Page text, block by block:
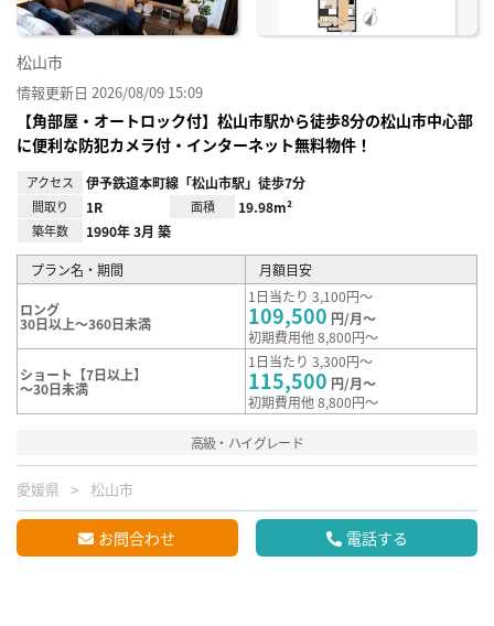
松山市
情報更新日 2026/08/09 15:09
【角部屋・オートロック付】松山市駅から徒歩8分の松山市中心部
に便利な防犯カメラ付・インターネット無料物件！
アクセス 伊予鉄道本町線「松山市駅」徒歩7分
間取り 1R 面積 19.98m²
築年数 1990年 3月 築
プラン名・期間 月額目安
ロング
30日以上～360日未満
1日当たり 3,100円～
109,500 円/月～
初期費用他 8,800円～
ショート【7日以上】
～30日未満
1日当たり 3,300円～
115,500 円/月～
初期費用他 8,800円～
高級・ハイグレード
愛媛県 松山市
お問合わせ 電話する